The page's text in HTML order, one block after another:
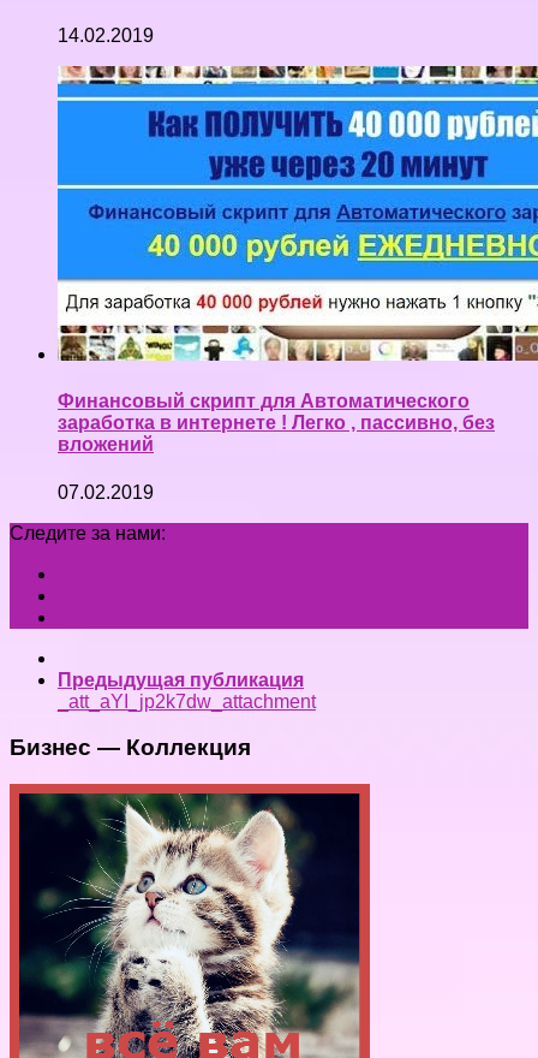
14.02.2019
Финансовый скрипт для Автоматического
заработка в интернете ! Легко , пассивно, без
вложений
07.02.2019
Следите за нами:
Предыдущая публикация
_att_aYI_jp2k7dw_attachment
Бизнес — Коллекция